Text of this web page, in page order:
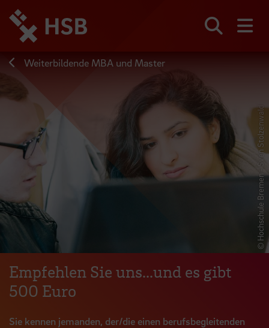
zum
Seiteninhalt
springen
Weiterbildende MBA und Master
© Hochschule Bremen - Sven Stolzenwald
Empfehlen Sie uns...und es gibt
500 Euro
Sie kennen jemanden, der/die einen berufsbegleitenden